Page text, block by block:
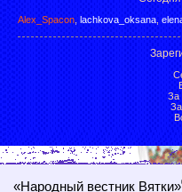
Alex_Spacon lachkova_oksana
За
«Народный вестник Вятки»